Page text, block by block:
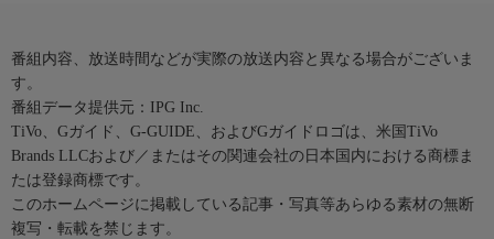
番組内容、放送時間などが実際の放送内容と異なる場合がございま
す。
番組データ提供元：IPG Inc.
TiVo、Gガイド、G-GUIDE、およびGガイドロゴは、米国TiVo
Brands LLCおよび／またはその関連会社の日本国内における商標ま
たは登録商標です。
このホームページに掲載している記事・写真等あらゆる素材の無断
複写・転載を禁じます。